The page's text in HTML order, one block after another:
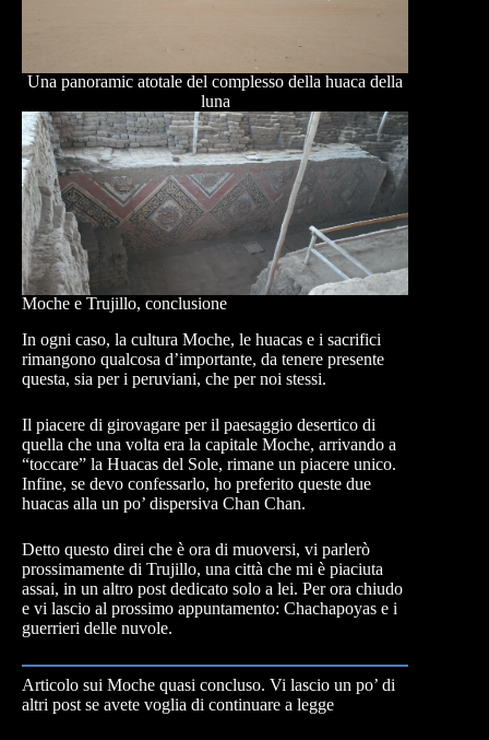
Una panoramic atotale del complesso della huaca della
luna
Moche e Trujillo, conclusione
In ogni caso, la cultura Moche, le huacas e i sacrifici
rimangono qualcosa d’importante, da tenere presente
questa, sia per i peruviani, che per noi stessi.
Il piacere di girovagare per il paesaggio desertico di
quella che una volta era la capitale Moche, arrivando a
“toccare” la Huacas del Sole, rimane un piacere unico.
Infine, se devo confessarlo, ho preferito queste due
huacas alla un po’ dispersiva Chan Chan.
Detto questo direi che è ora di muoversi, vi parlerò
prossimamente di Trujillo, una città che mi è piaciuta
assai, in un altro post dedicato solo a lei. Per ora chiudo
e vi lascio al prossimo appuntamento: Chachapoyas e i
guerrieri delle nuvole.
Articolo sui Moche quasi concluso. Vi lascio un po’ di
altri post se avete voglia di continuare a legge